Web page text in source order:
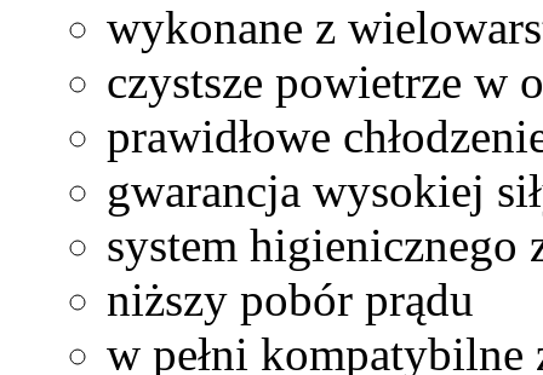
wykonane z
czystsze powietrze w
prawidłowe
gwarancja wysokiej
system higienicznego
niższy pobór prądu
w pełni